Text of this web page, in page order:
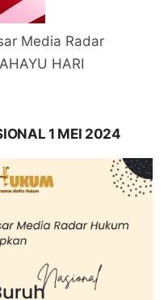
Media Radar
HARI
1 MEI 2024